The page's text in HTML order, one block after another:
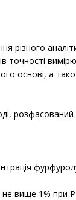
різного
точності
основі, а
не вище 1% при